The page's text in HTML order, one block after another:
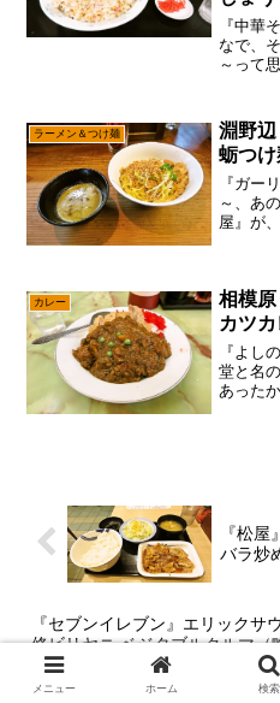
『中華
なで、
～って
軒』な
休具合
ラーメン＆つけ麺
淵野
蛎つ
『ガー
～、あ
屋』が
作段階
カレー
相模
カツ
『よし
堂と名
あった
『松
バラ炒
『セブンイレブン』エリックサ
修ビリヤニ ベジタブルクルマ（
ビュー
メニュー ホーム 検索